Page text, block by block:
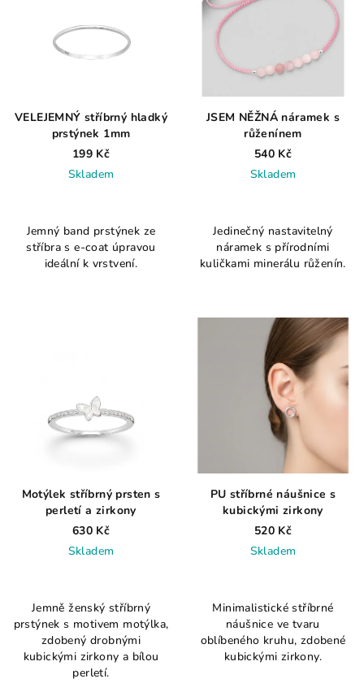
VELEJEMNÝ stříbrný hladký
prstýnek 1mm
199 Kč
Skladem
produktu
je
4,7
Jemný band prstýnek ze
stříbra s e-coat úpravou
ideální k vrstvení.
JSEM NĚŽNÁ náramek s
růženínem
540 Kč
Skladem
Jedinečný nastavitelný
náramek s přírodními
kuličkami minerálu růženín.
Motýlek stříbrný prsten s
perletí a zirkony
630 Kč
Skladem
produktu
je
5,0
z
5
Jemně ženský stříbrný
prstýnek s motivem motýlka,
zdobený drobnými
kubickými zirkony a bílou
perletí.
PU stříbrné náušnice s
kubickými zirkony
520 Kč
Skladem
produktu
je
5,0
z
Minimalistické stříbrné
náušnice ve tvaru
oblíbeného kruhu, zdobené
kubickými zirkony.